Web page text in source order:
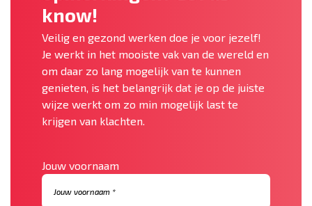
know!
Veilig en gezond werken doe je voor jezelf!
Je werkt in het mooiste vak van de wereld en
om daar zo lang mogelijk van te kunnen
genieten, is het belangrijk dat je op de juiste
wijze werkt om zo min mogelijk last te
krijgen van klachten.
Jouw voornaam